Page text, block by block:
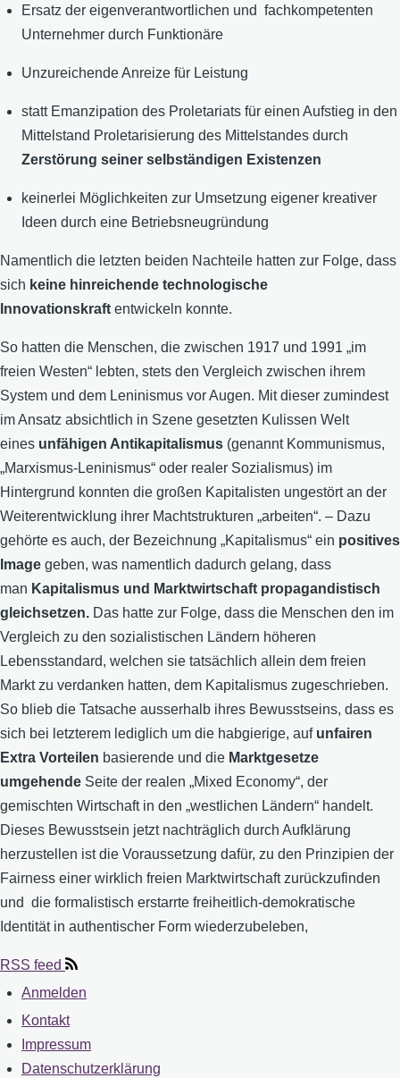
Ersatz der eigenverantwortlichen und fachkompetenten
Unternehmer durch Funktionäre
Unzureichende Anreize für Leistung
statt Emanzipation des Proletariats für einen Aufstieg in den
Mittelstand Proletarisierung des Mittelstandes durch
Zerstörung seiner selbständigen Existenzen
keinerlei Möglichkeiten zur Umsetzung eigener kreativer
Ideen durch eine Betriebsneugründung
Namentlich die letzten beiden Nachteile hatten zur Folge, dass
sich keine hinreichende technologische
Innovationskraft entwickeln konnte.
So hatten die Menschen, die zwischen 1917 und 1991 „im
freien Westen“ lebten, stets den Vergleich zwischen ihrem
System und dem Leninismus vor Augen. Mit dieser zumindest
im Ansatz absichtlich in Szene gesetzten Kulissen Welt
eines unfähigen Antikapitalismus (genannt Kommunismus,
„Marxismus-Leninismus“ oder realer Sozialismus) im
Hintergrund konnten die großen Kapitalisten ungestört an der
Weiterentwicklung ihrer Machtstrukturen „arbeiten“. – Dazu
gehörte es auch, der Bezeichnung „Kapitalismus“ ein positives
Image geben, was namentlich dadurch gelang, dass
man Kapitalismus und Marktwirtschaft propagandistisch
gleichsetzen. Das hatte zur Folge, dass die Menschen den im
Vergleich zu den sozialistischen Ländern höheren
Lebensstandard, welchen sie tatsächlich allein dem freien
Markt zu verdanken hatten, dem Kapitalismus zugeschrieben.
So blieb die Tatsache ausserhalb ihres Bewusstseins, dass es
sich bei letzterem lediglich um die habgierige, auf unfairen
Extra Vorteilen basierende und die Marktgesetze
umgehende Seite der realen „Mixed Economy“, der
gemischten Wirtschaft in den „westlichen Ländern“ handelt.
Dieses Bewusstsein jetzt nachträglich durch Aufklärung
herzustellen ist die Voraussetzung dafür, zu den Prinzipien der
Fairness einer wirklich freien Marktwirtschaft zurückzufinden
und die formalistisch erstarrte freiheitlich-demokratische
Identität in authentischer Form wiederzubeleben,
RSS feed
User
account
Anmelden
Fußzeile
Kontakt
Impressum
Datenschutzerklärung